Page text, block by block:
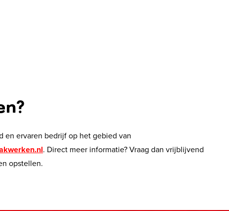
en ervaren bedrijf op het gebied van
. Direct meer informatie? Vraag dan vrijblijvend
opstellen.